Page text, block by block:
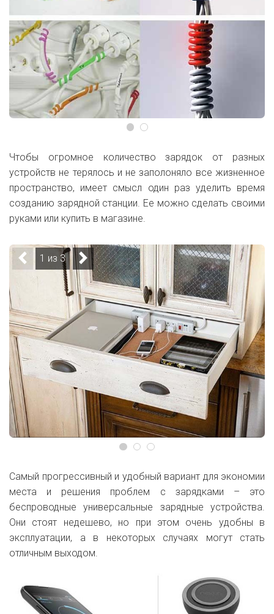
Чтобы огромное количество зарядок от разных
устройств не терялось и не заполоняло все жизненное
пространство, имеет смысл один раз уделить время
созданию зарядной станции. Ее можно сделать своими
руками или купить в магазине.
1 из 3
Самый прогрессивный и удобный вариант для экономии
места и решения проблем с зарядками – это
беспроводные универсальные зарядные устройства.
Они стоят недешево, но при этом очень удобны в
эксплуатации, а в некоторых случаях могут стать
отличным выходом.